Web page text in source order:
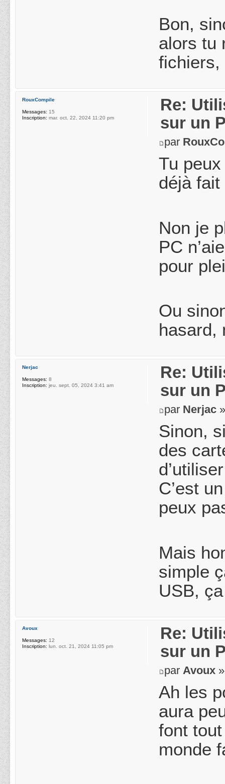
Bon,
alors tu
fichiers,
Re:
sur un
par
Tu
déjà
Non je
PC
pour
Ou
hasard,
RouxCompile
Messages: 15
Inscription: mar. oct. 22, 2024 11:20 pm
Re:
sur un
par Nerjac
Sinon,
des
C’est
peux
Mais
simple
USB,
Nerjac
Messages: 8
Inscription: jeu. sept. 05, 2024 3:41 am
Re:
sur un
parAvoux
Ah les
aura
font
monde
Avoux
Messages: 12
Inscription: lun. oct. 21, 2024 11:05 pm